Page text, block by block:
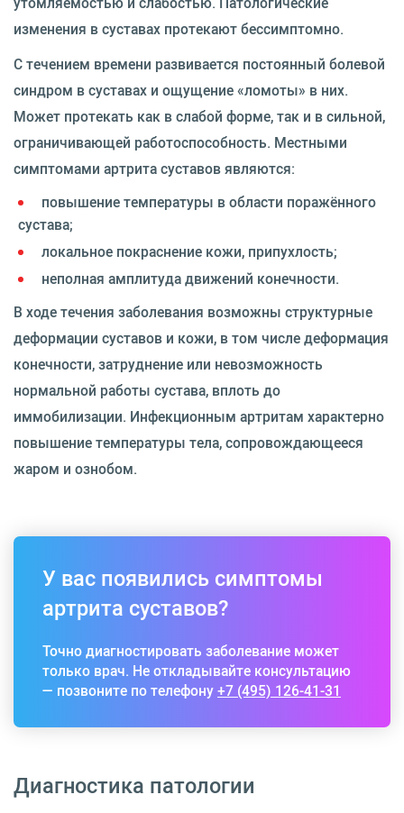
изменения в суставах протекают бессимптомно.
С течением времени развивается постоянный болевой
синдром в суставах и ощущение «ломоты» в них.
Может протекать как в слабой форме, так и в сильной,
ограничивающей работоспособность. Местными
симптомами артрита суставов являются:
повышение температуры в области поражённого
сустава;
локальное покраснение кожи, припухлость;
неполная амплитуда движений конечности.
В ходе течения заболевания возможны структурные
деформации суставов и кожи, в том числе деформация
конечности, затруднение или невозможность
нормальной работы сустава, вплоть до
иммобилизации. Инфекционным артритам характерно
повышение температуры тела, сопровождающееся
жаром и ознобом.
У вас появились симптомы
артрита суставов?
Точно диагностировать заболевание может
только врач. Не откладывайте консультацию
— позвоните по телефону+7 (495) 126-41-31
Диагностика патологии